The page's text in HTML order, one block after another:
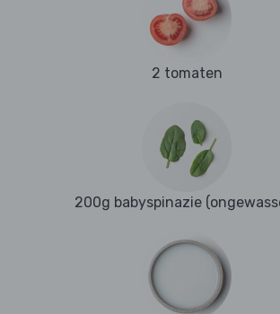
2 tomaten
200g babyspinazie